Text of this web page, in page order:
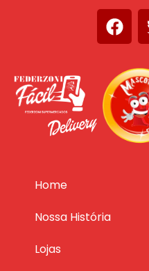
Home
Nossa História
Lojas